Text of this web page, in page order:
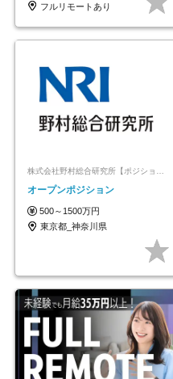
フルリモートあり
オープンポジション
500～1500万円
東京都_神奈川県